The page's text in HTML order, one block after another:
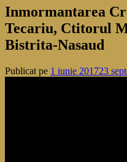
Inmormantarea
Tecariu, Ctitorul
Bistrita-Nasaud
Publicat pe 1 iunie 201723